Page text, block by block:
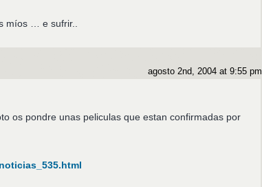
míos … e sufrir..
agosto 2nd, 2004 at 9:55 pm
os pondre unas peliculas que estan confirmadas por